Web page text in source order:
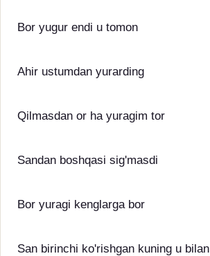
Bor yugur endi u tomon
Ahir ustumdan yurarding
Qilmasdan or ha yuragim tor
Sandan boshqasi sig'masdi
Bor yuragi kenglarga bor
San birinchi ko'rishgan kuning u bilan